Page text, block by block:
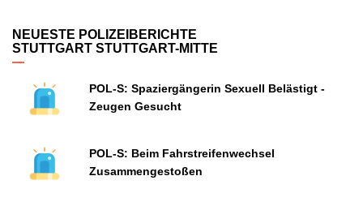
NEUESTE POLIZEIBERICHTE
STUTTGART STUTTGART-MITTE
POL-S: Spaziergängerin Sexuell Belästigt -
Zeugen Gesucht
POL-S: Beim Fahrstreifenwechsel
Zusammengestoßen